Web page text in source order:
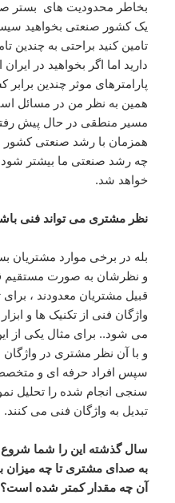
بخاطر محدودیت های بستر
یک کشور صنعتی بخواهید
تامین کنید براحتی به چندین
دارید اما اگر بخواهید در
پارامترهای موثر چندین
همین به نظر من در مسائل
مسیر منطقی در حال پیش
همزمان با رشد صنعتی کشور
چه رشد صنعتی ما بیشتر شود
خواهد شد.
نظر مشتری می تواند فنی
بله در برخی موارد
و نظرشان به صورت مستقیم
قبیل مشتریان معدودند ،
واژگان فنی از تکنیک ها و
و با آن نظر مشتری در
سپس افراد حرفه ای و
سنجی انجام شده را تحلیل
تبدیل به واژگان فنی می کنند.
سال گذشته این را شما
به صدای مشتری تا چه میزان
آن چه مقدار کمتر شده است؟